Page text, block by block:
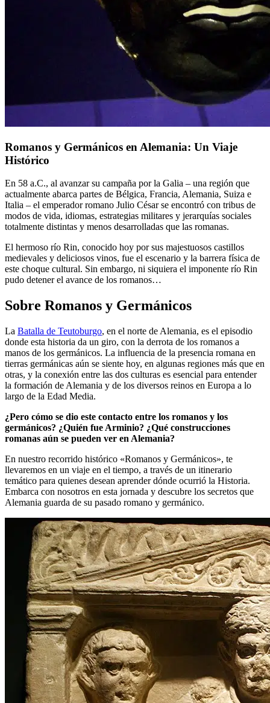
Romanos y Germánicos en Alemania: Un Viaje
Histórico
En 58 a.C., al avanzar su campaña por la Galia – una región que
actualmente abarca partes de Bélgica, Francia, Alemania, Suiza e
Italia – el emperador romano Julio César se encontró con tribus de
modos de vida, idiomas, estrategias militares y jerarquías sociales
totalmente distintas y menos desarrolladas que las romanas.
El hermoso río Rin, conocido hoy por sus majestuosos castillos
medievales y deliciosos vinos, fue el escenario y la barrera física de
este choque cultural. Sin embargo, ni siquiera el imponente río Rin
pudo detener el avance de los romanos…
Sobre Romanos y Germánicos
La Batalla de Teutoburgo, en el norte de Alemania, es el episodio
donde esta historia da un giro, con la derrota de los romanos a
manos de los germánicos. La influencia de la presencia romana en
tierras germánicas aún se siente hoy, en algunas regiones más que en
otras, y la conexión entre las dos culturas es esencial para entender
la formación de Alemania y de los diversos reinos en Europa a lo
largo de la Edad Media.
¿Pero cómo se dio este contacto entre los romanos y los
germánicos? ¿Quién fue Arminio? ¿Qué construcciones
romanas aún se pueden ver en Alemania?
En nuestro recorrido histórico «Romanos y Germánicos», te
llevaremos en un viaje en el tiempo, a través de un itinerario
temático para quienes desean aprender dónde ocurrió la Historia.
Embarca con nosotros en esta jornada y descubre los secretos que
Alemania guarda de su pasado romano y germánico.